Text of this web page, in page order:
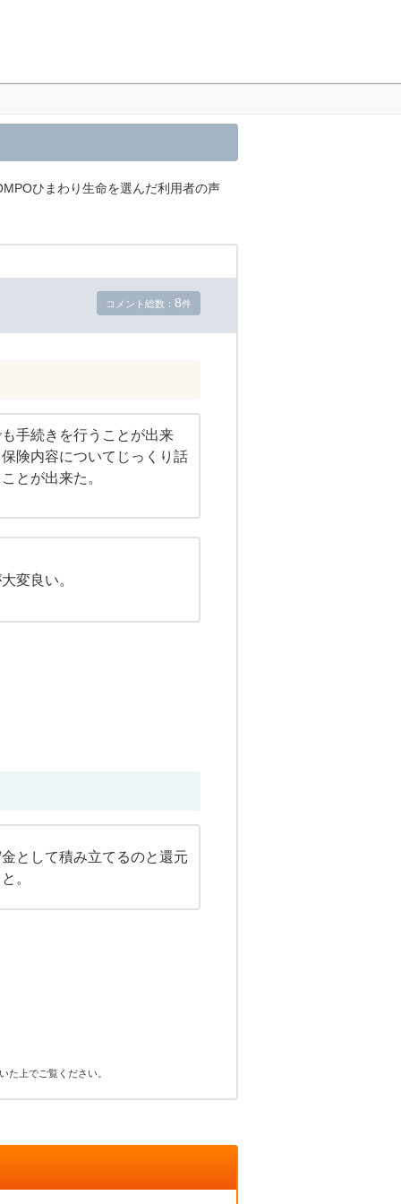
ひまわり生命を選んだ利用者の声
コメント総数： 8件
手続きを行うことが出来
険内容についてじっくり話
とが出来た。
変良い。
として積み立てるのと還元
。
た上でご覧ください。